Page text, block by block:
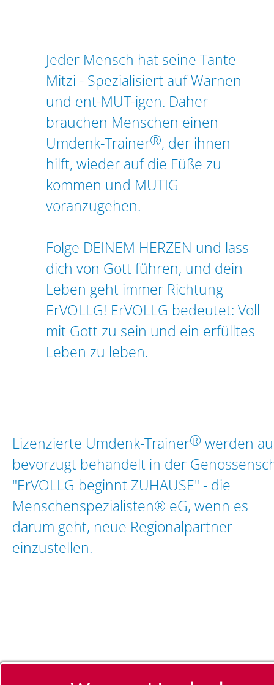
Jeder Mensch hat seine Tante
Mitzi - Spezialisiert auf Warnen
und ent-MUT-igen. Daher
brauchen Menschen einen
Umdenk-Trainer®, der ihnen
hilft, wieder auf die Füße zu
kommen und MUTIG
voranzugehen.
Folge DEINEM HERZEN und lass
dich von Gott führen, und dein
Leben geht immer Richtung
ErVOLLG! ErVOLLG bedeutet: Voll
mit Gott zu sein und ein erfülltes
Leben zu leben.
Lizenzierte Umdenk-Trainer® werden
bevorzugt behandelt in der
"ErVOLLG beginnt ZUHAUSE" - die
Menschenspezialisten® eG, wenn es
darum geht, neue Regionalpartner
einzustellen.